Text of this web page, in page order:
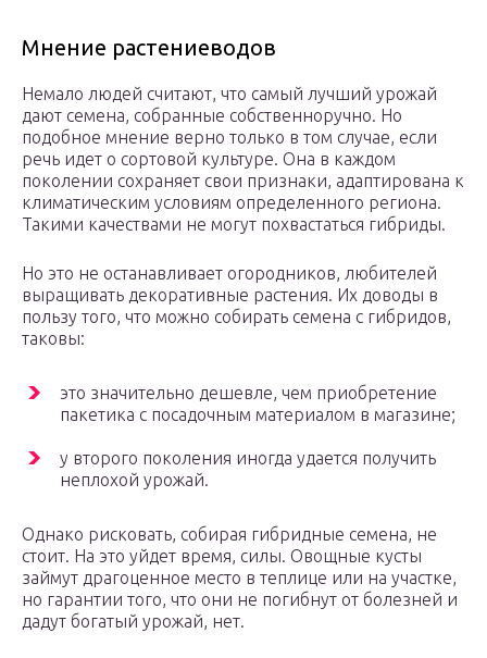
Мнение растениеводов
Немало людей считают, что самый лучший урожай
дают семена, собранные собственноручно. Но
подобное мнение верно только в том случае, если
речь идет о сортовой культуре. Она в каждом
поколении сохраняет свои признаки, адаптирована к
климатическим условиям определенного региона.
Такими качествами не могут похвастаться гибриды.
Но это не останавливает огородников, любителей
выращивать декоративные растения. Их доводы в
пользу того, что можно собирать семена с гибридов,
таковы:
это значительно дешевле, чем приобретение
пакетика с посадочным материалом в магазине;
у второго поколения иногда удается получить
неплохой урожай.
Однако рисковать, собирая гибридные семена, не
стоит. На это уйдет время, силы. Овощные кусты
займут драгоценное место в теплице или на участке,
но гарантии того, что они не погибнут от болезней и
дадут богатый урожай, нет.